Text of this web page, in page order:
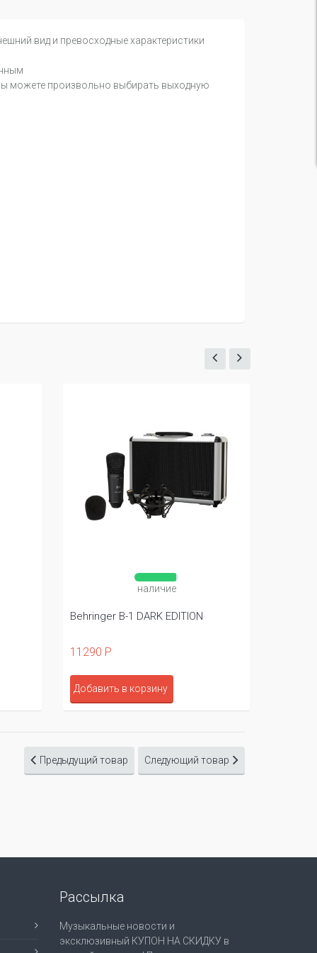
вид и превосходные характеристики
можете произвольно выбирать выходную
наличие
Behringer B-1 DARK EDITION
11290 Р
Добавить в корзину
Предыдущий товар Следующий товар
Рассылка
Музыкальные новости и
эксклюзивный КУПОН НА СКИДКУ в